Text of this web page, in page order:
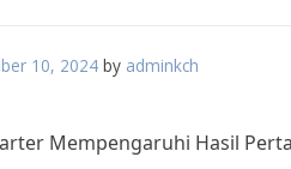
10, 2024 by adminkch
Mempengaruhi Hasil